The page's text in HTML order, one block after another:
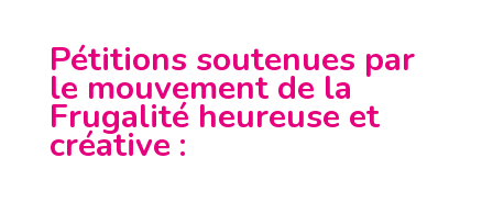
Pétitions soutenues par
le mouvement de la
Frugalité heureuse et
créative :